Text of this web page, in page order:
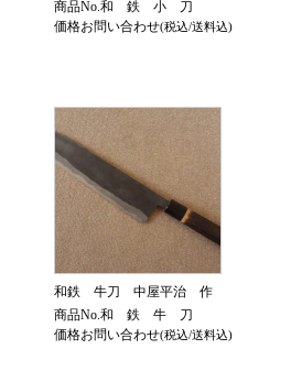
商品No.和 鉄 小 刀
価格お問い合わせ(税込/送料込)
和鉄 牛刀 中屋平治 作
商品No.和 鉄 牛 刀
価格お問い合わせ(税込/送料込)